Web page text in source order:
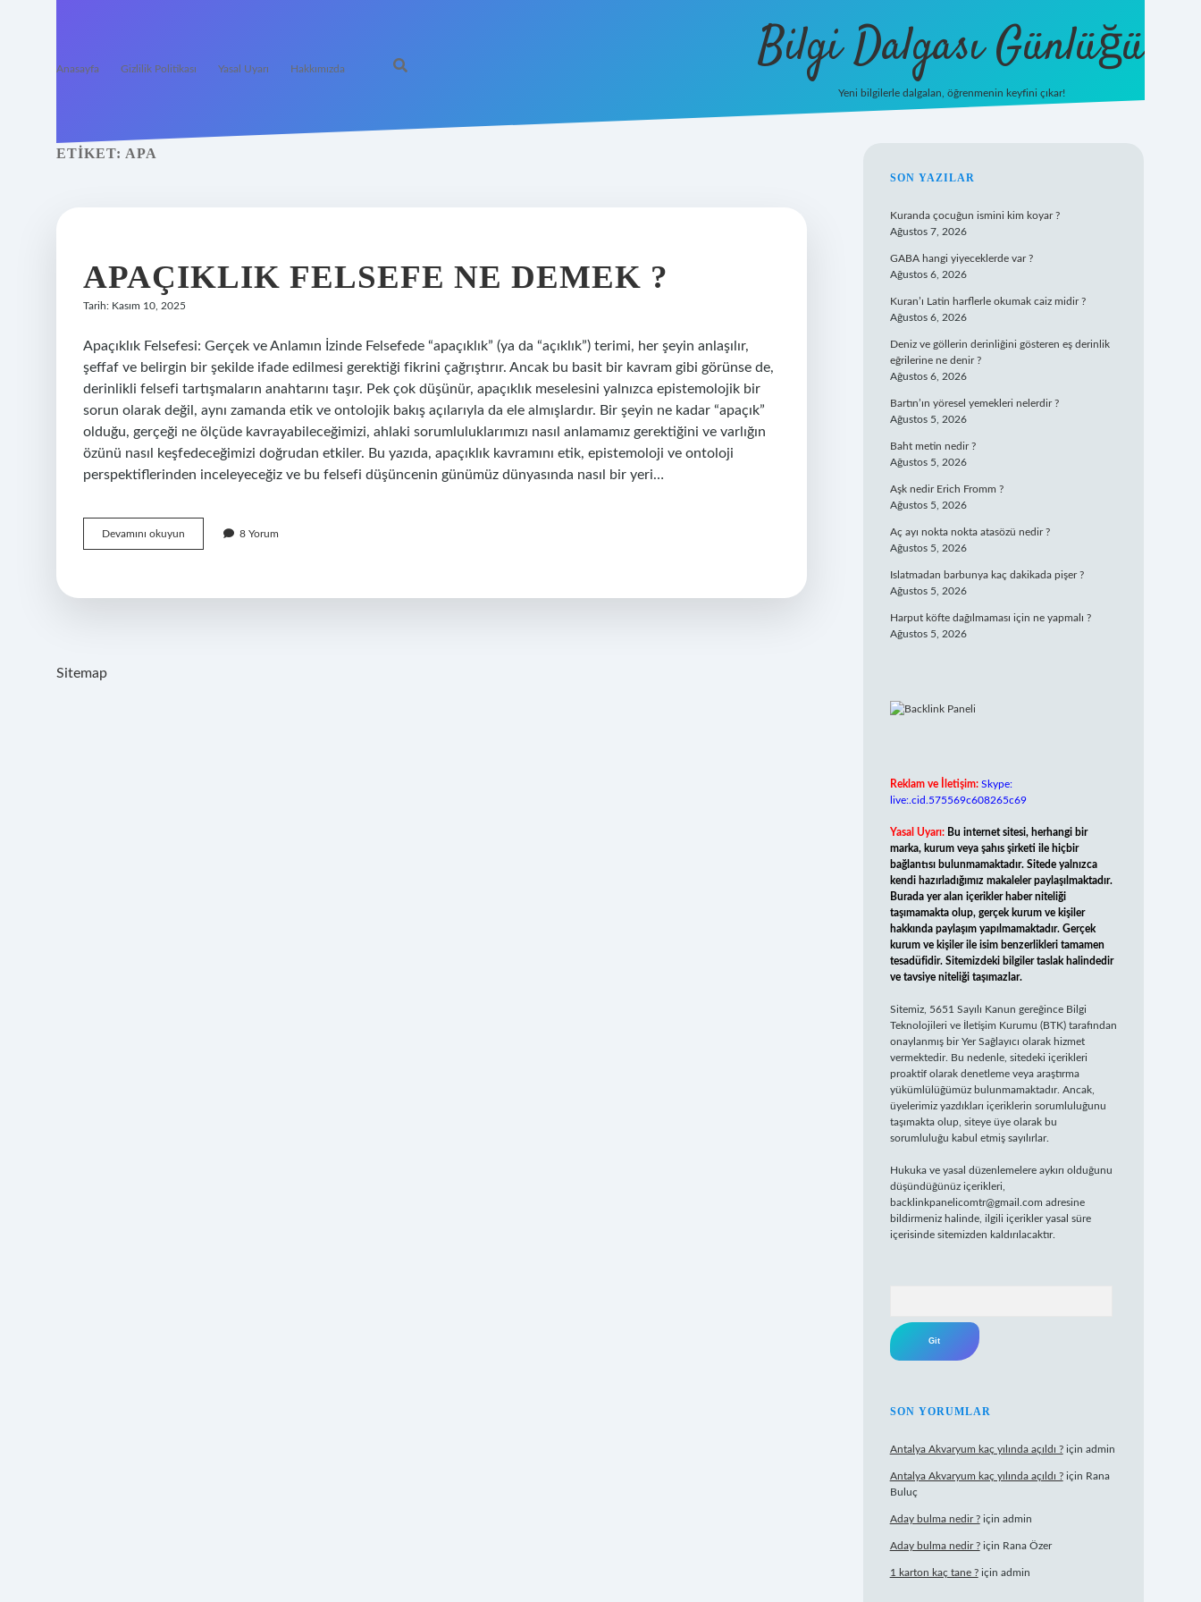
Anasayfa Gizlilik Politikası Yasal Uyarı Hakkımızda Bilgi Dalgası Günlüğü
Yeni bilgilerle dalgalan, öğrenmenin keyfini çıkar!
ETIKET: APA
APAÇIKLIK FELSEFE NE DEMEK ?
Tarih: Kasım 10, 2025
Apaçıklık Felsefesi: Gerçek ve Anlamın İzinde Felsefede “apaçıklık” (ya da “açıklık”) terimi, her şeyin anlaşılır,
şeffaf ve belirgin bir şekilde ifade edilmesi gerektiği fikrini çağrıştırır. Ancak bu basit bir kavram gibi görünse de,
derinlikli felsefi tartışmaların anahtarını taşır. Pek çok düşünür, apaçıklık meselesini yalnızca epistemolojik bir
sorun olarak değil, aynı zamanda etik ve ontolojik bakış açılarıyla da ele almışlardır. Bir şeyin ne kadar “apaçık”
olduğu, gerçeği ne ölçüde kavrayabileceğimizi, ahlaki sorumluluklarımızı nasıl anlamamız gerektiğini ve varlığın
özünü nasıl keşfedeceğimizi doğrudan etkiler. Bu yazıda, apaçıklık kavramını etik, epistemoloji ve ontoloji
perspektiflerinden inceleyeceğiz ve bu felsefi düşüncenin günümüz dünyasında nasıl bir yeri…
Devamını okuyun Apaçıklık
felsefe
?
8 Yorum
Sitemap
SIDEBAR
SON YAZILAR
Kuranda çocuğun ismini kim koyar ?
Ağustos 7, 2026
GABA hangi yiyeceklerde var ?
Ağustos 6, 2026
Kuran’ı Latin harflerle okumak caiz midir ?
Ağustos 6, 2026
Deniz ve göllerin derinliğini gösteren eş derinlik
eğrilerine ne denir ?
Ağustos 6, 2026
Bartın’ın yöresel yemekleri nelerdir ?
Ağustos 5, 2026
Baht metin nedir ?
Ağustos 5, 2026
Aşk nedir Erich Fromm ?
Ağustos 5, 2026
Aç ayı nokta nokta atasözü nedir ?
Ağustos 5, 2026
Islatmadan barbunya kaç dakikada pişer ?
Ağustos 5, 2026
Harput köfte dağılmaması için ne yapmalı ?
Ağustos 5, 2026
Reklam ve İletişim: Skype:
live:.cid.575569c608265c69
Yasal Uyarı: Bu internet sitesi, herhangi bir
marka, kurum veya şahıs şirketi ile hiçbir
bağlantısı bulunmamaktadır. Sitede yalnızca
kendi hazırladığımız makaleler paylaşılmaktadır.
Burada yer alan içerikler haber niteliği
taşımamakta olup, gerçek kurum ve kişiler
hakkında paylaşım yapılmamaktadır. Gerçek
kurum ve kişiler ile isim benzerlikleri tamamen
tesadüfidir. Sitemizdeki bilgiler taslak halindedir
ve tavsiye niteliği taşımazlar.
Sitemiz, 5651 Sayılı Kanun gereğince Bilgi
Teknolojileri ve İletişim Kurumu (BTK) tarafından
onaylanmış bir Yer Sağlayıcı olarak hizmet
vermektedir. Bu nedenle, sitedeki içerikleri
proaktif olarak denetleme veya araştırma
yükümlülüğümüz bulunmamaktadır. Ancak,
üyelerimiz yazdıkları içeriklerin sorumluluğunu
taşımakta olup, siteye üye olarak bu
sorumluluğu kabul etmiş sayılırlar.
Hukuka ve yasal düzenlemelere aykırı olduğunu
düşündüğünüz içerikleri,
backlinkpanelicomtr@gmail.com adresine
bildirmeniz halinde, ilgili içerikler yasal süre
içerisinde sitemizden kaldırılacaktır.
SON YORUMLAR
Antalya Akvaryum kaç yılında açıldı ?için admin
Antalya Akvaryum kaç yılında açıldı ?için Rana
Buluç
Aday bulma nedir ?için admin
Aday bulma nedir ?için Rana Özer
1 karton kaç tane ?için admin